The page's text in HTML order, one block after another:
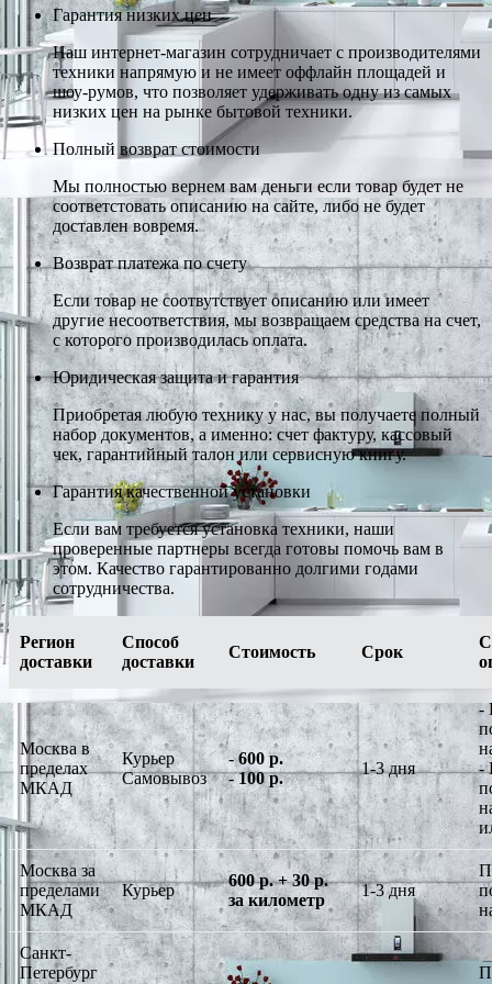
Гарантия низких цен
Наш интернет-магазин сотрудничает с производителями
техники напрямую и не имеет оффлайн площадей и
шоу-румов, что позволяет удерживать одну из самых
низких цен на рынке бытовой техники.
Полный возврат стоимости
Мы полностью вернем вам деньги если товар будет не
соответстовать описанию на сайте, либо не будет
доставлен вовремя.
Возврат платежа по счету
Если товар не соотвутствует описанию или имеет
другие несоответствия, мы возвращаем средства на счет,
с которого производилась оплата.
Юридическая защита и гарантия
Приобретая любую технику у нас, вы получаете полный
набор документов, а именно: счет фактуру, кассовый
чек, гарантийный талон или сервисную книгу.
Гарантия качественной установки
Если вам требуется установка техники, наши
проверенные партнеры всегда готовы помочь вам в
этом. Качество гарантированно долгими годами
сотрудничества.
Регион
доставки
Способ
доставки
Стоимость Срок
Москва в
пределах
МКАД
Курьер
Самовывоз
-600 р.
-100 р.
1-3 дня
-
-
Москва за
пределами
МКАД
Курьер
600 р. + 30 р.
за километр
1-3 дня
Санкт-
Петербург